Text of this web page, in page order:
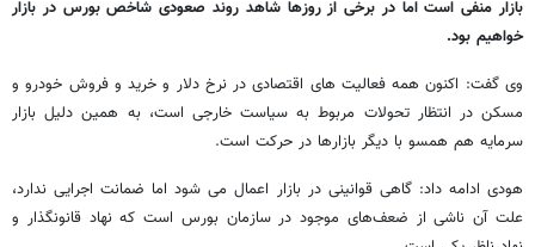
بازار منفی است اما در برخی از روزها شاهد روند صعودی شاخص بورس در بازار
خواهیم بود.
وی گفت: اکنون همه فعالیت های اقتصادی در نرخ دلار و خرید و فروش خودرو و
مسکن در انتظار تحولات مربوط به سیاست خارجی است، به همین دلیل بازار
سرمایه هم همسو با دیگر بازارها در حرکت است.
هودی ادامه داد: گاهی قوانینی در بازار اعمال می شود اما ضمانت اجرایی ندارد،
علت آن ناشی از ضعف‌های موجود در سازمان بورس است که نهاد قانونگذار و